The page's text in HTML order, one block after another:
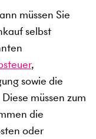
müssen Sie
selbst
,
sowie die
müssen zum
die
oder